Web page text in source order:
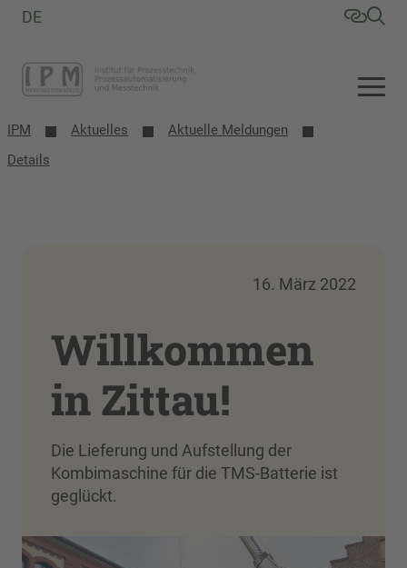
DE
IPM Aktuelles
Aktuelle Meldungen
Details
16. März 2022
Willkommen
in Zittau!
Die Lieferung und Aufstellung der
Kombimaschine für die TMS-Batterie ist
geglückt.